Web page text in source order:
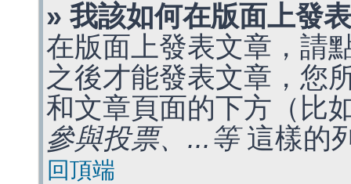
» 我該如何在版面上發
在版面上發表文章，請
之後才能發表文章，您
和文章頁面的下方（比
參與投票、...等這樣的
回頂端